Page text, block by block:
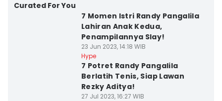
Curated For You
7 Momen Istri Randy Pangalila
Lahiran Anak Kedua,
Penampilannya Slay!
23 Jun 2023, 14:18 WIB
Hype
7 Potret Randy Pangalila
Berlatih Tenis, Siap Lawan
Rezky Aditya!
27 Jul 2023, 16:27 WIB